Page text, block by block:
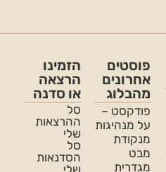
פוסטים
אחרונים
מהבלוג
פודקסט –
על מנהיגות
מנקודת
מבט
מגדרית
הזמינו
הרצאה
או סדנה
סל
ההרצאות
שלי
סל
הסדנאות